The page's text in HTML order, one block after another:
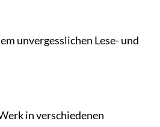
unvergesslichen Lese- und
in verschiedenen